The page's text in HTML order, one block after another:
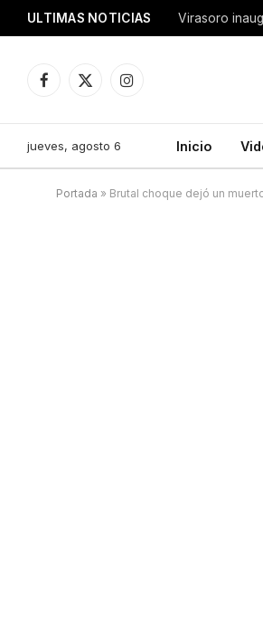
ULTIMAS NOTICIAS
Facebook
X
Instagram
jueves, agosto 6 Inicio
Portada » Brutal choque dejó un